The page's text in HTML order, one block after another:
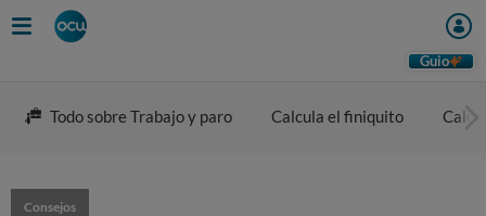
Guio
Todo sobre Trabajo y paro Calcula el finiquito
Consejos